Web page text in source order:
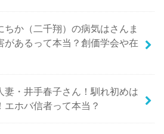
ちか（二千翔）の病気はさんま
があるって本当？創価学会や在
妻・井手春子さん！馴れ初めは
ホバ信者って本当？